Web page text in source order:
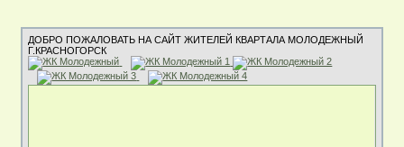
ДОБРО ПОЖАЛОВАТЬ НА САЙТ ЖИТЕЛЕЙ КВАРТАЛА МОЛОДЕЖНЫЙ
Г.КРАСНОГОРСК